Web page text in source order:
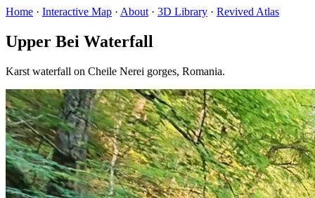
Home · Interactive Map · About · 3D Library · Revived Atlas
Upper Bei Waterfall
Karst waterfall on Cheile Nerei gorges, Romania.